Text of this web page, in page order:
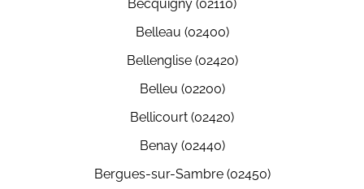
Becquigny (02110)
Belleau (02400)
Bellenglise (02420)
Belleu (02200)
Bellicourt (02420)
Benay (02440)
Bergues-sur-Sambre (02450)